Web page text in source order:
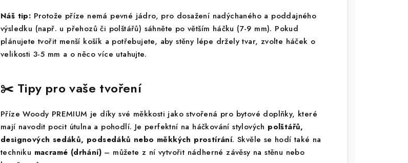
Náš tip: Protože příze nemá pevné jádro, pro dosažení nadýchaného a poddajného
výsledku (např. u přehozů či polštářů) sáhněte po větším háčku (7-9 mm). Pokud
plánujete tvořit menší košík a potřebujete, aby stěny lépe držely tvar, zvolte háček o
velikosti 3-5 mm a o něco více utahujte.
✂️ Tipy pro vaše tvoření
Příze Woody PREMIUM je díky své měkkosti jako stvořená pro bytové doplňky, které
mají navodit pocit útulna a pohodlí. Je perfektní na háčkování stylových polštářů,
designových sedáků, podsedáků nebo měkkých prostírání. Skvěle se hodí také na
techniku macramé (drhání) – můžete z ní vytvořit nádherné závěsy na stěnu nebo